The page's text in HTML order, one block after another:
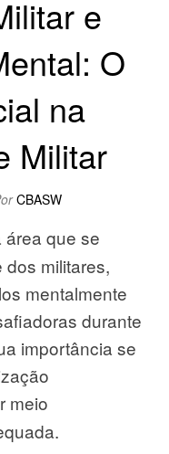
e
O
na
Militar
CBASW
área que se
militares,
mentalmente
durante
importância se
meio